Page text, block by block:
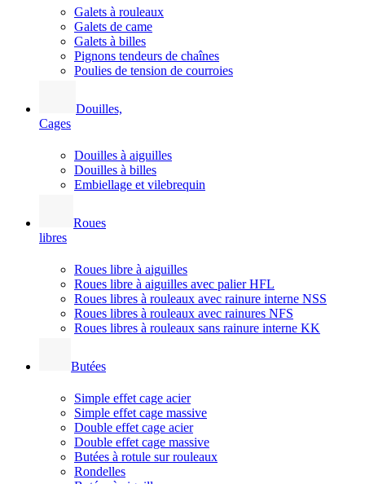
Galets à rouleaux
Galets de came
Galets à billes
Pignons tendeurs de chaînes
Poulies de tension de courroies
Douilles,
Cages
Douilles à aiguilles
Douilles à billes
Embiellage et vilebrequin
Roues
libres
Roues libre à aiguilles
Roues libre à aiguilles avec palier HFL
Roues libres à rouleaux avec rainure interne NSS
Roues libres à rouleaux avec rainures NFS
Roues libres à rouleaux sans rainure interne KK
Butées
Simple effet cage acier
Simple effet cage massive
Double effet cage acier
Double effet cage massive
Butées à rotule sur rouleaux
Rondelles